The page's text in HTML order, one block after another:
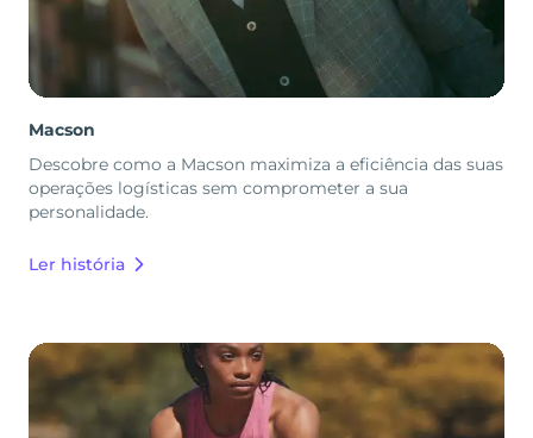
Macson
Descobre como a Macson maximiza a eficiência das suas
operações logísticas sem comprometer a sua
personalidade.
Ler história